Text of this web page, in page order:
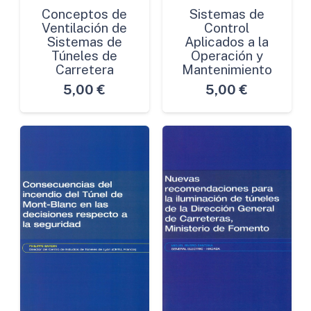
Conceptos de
Ventilación de
Sistemas de
Túneles de
Carretera
5,00 €
Sistemas de
Control
Aplicados a la
Operación y
Mantenimiento
5,00 €